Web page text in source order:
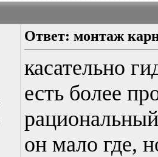
Ответ: монтаж
касательно
есть более
он мало где,